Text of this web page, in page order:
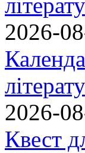
2026-
2026-
Квест